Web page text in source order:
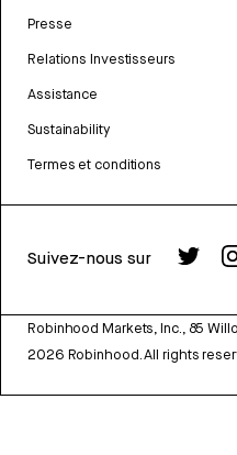
Presse
Relations Investisseurs
Assistance
Sustainability
Termes et conditions
Suivez-nous sur
Robinhood Markets, Inc., 85
2026 Robinhood. All rights